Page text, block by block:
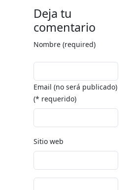
Deja tu
comentario
Nombre (required)
Email (no será publicado)
(* requerido)
Sitio web